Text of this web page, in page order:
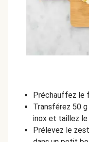
Préchauffez le
Transférez 50
inox et taillez le
Prélevez le